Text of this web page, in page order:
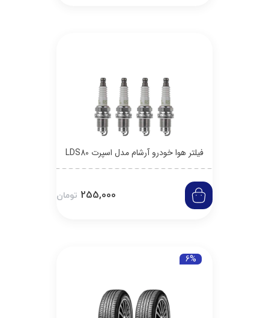
فیلتر هوا خودرو آرشام مدل اسپرت LDS80
255,000 تومان